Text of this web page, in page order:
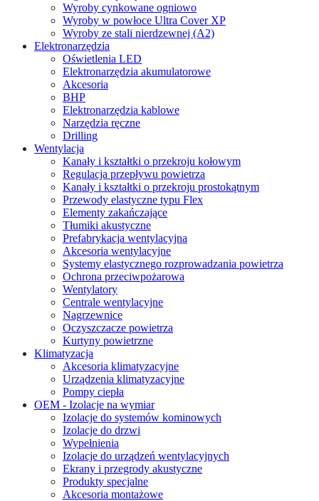
Wyroby cynkowane ogniowo
Wyroby w powłoce Ultra Cover XP
Wyroby ze stali nierdzewnej (A2)
Elektronarzędzia
Oświetlenia LED
Elektronarzędzia akumulatorowe
Akcesoria
BHP
Elektronarzędzia kablowe
Narzędzia ręczne
Drilling
Wentylacja
Kanały i kształtki o przekroju kołowym
Regulacja przepływu powietrza
Kanały i kształtki o przekroju prostokątnym
Przewody elastyczne typu Flex
Elementy zakańczające
Tłumiki akustyczne
Prefabrykacja wentylacyjna
Akcesoria wentylacyjne
Systemy elastycznego rozprowadzania powietrza
Ochrona przeciwpożarowa
Wentylatory
Centrale wentylacyjne
Nagrzewnice
Oczyszczacze powietrza
Kurtyny powietrzne
Klimatyzacja
Akcesoria klimatyzacyjne
Urządzenia klimatyzacyjne
Pompy ciepła
OEM - Izolacje na wymiar
Izolacje do systemów kominowych
Izolacje do drzwi
Wypełnienia
Izolacje do urządzeń wentylacyjnych
Ekrany i przegrody akustyczne
Produkty specjalne
Akcesoria montażowe